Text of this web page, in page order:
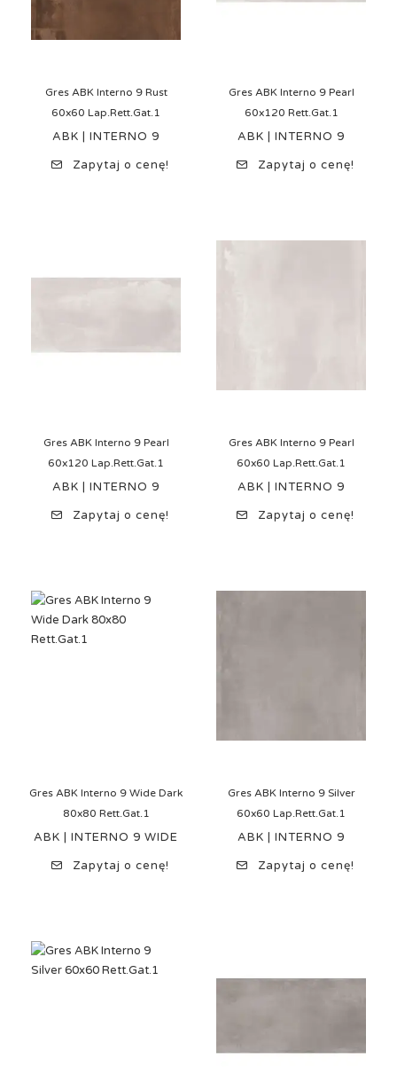
Gres ABK Interno 9 Rust
60x60 Lap.Rett.Gat.1
ABK | INTERNO 9
Zapytaj o cenę!
Gres ABK Interno 9 Pearl
60x120 Rett.Gat.1
ABK | INTERNO 9
Zapytaj o cenę!
Gres ABK Interno 9 Pearl
60x120 Lap.Rett.Gat.1
ABK | INTERNO 9
Zapytaj o cenę!
Gres ABK Interno 9 Pearl
60x60 Lap.Rett.Gat.1
ABK | INTERNO 9
Zapytaj o cenę!
Gres ABK Interno 9 Wide Dark
80x80 Rett.Gat.1
ABK | INTERNO 9 WIDE
Zapytaj o cenę!
Gres ABK Interno 9 Silver
60x60 Lap.Rett.Gat.1
ABK | INTERNO 9
Zapytaj o cenę!